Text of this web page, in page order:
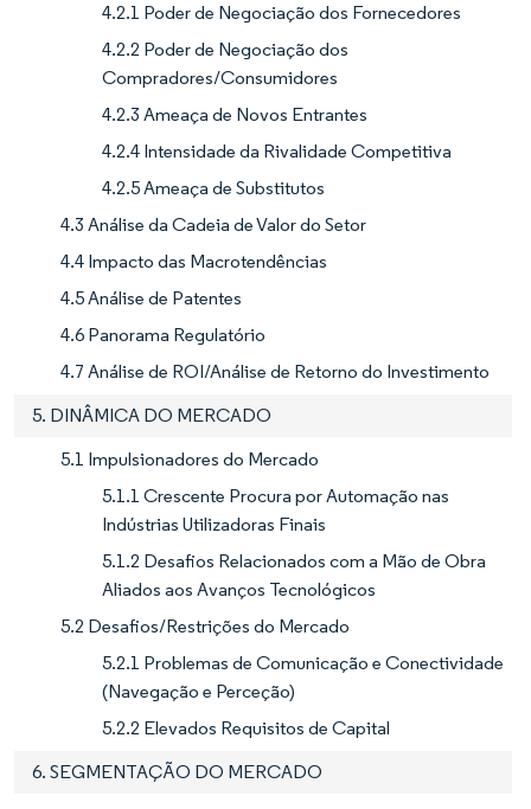
4.2.1 Poder de Negociação dos Fornecedores
4.2.2 Poder de Negociação dos
Compradores/Consumidores
4.2.3 Ameaça de Novos Entrantes
4.2.4 Intensidade da Rivalidade Competitiva
4.2.5 Ameaça de Substitutos
4.3 Análise da Cadeia de Valor do Setor
4.4 Impacto das Macrotendências
4.5 Análise de Patentes
4.6 Panorama Regulatório
4.7 Análise de ROI/Análise de Retorno do Investimento
5. DINÂMICA DO MERCADO
5.1 Impulsionadores do Mercado
5.1.1 Crescente Procura por Automação nas
Indústrias Utilizadoras Finais
5.1.2 Desafios Relacionados com a Mão de Obra
Aliados aos Avanços Tecnológicos
5.2 Desafios/Restrições do Mercado
5.2.1 Problemas de Comunicação e Conectividade
(Navegação e Perceção)
5.2.2 Elevados Requisitos de Capital
6. SEGMENTAÇÃO DO MERCADO